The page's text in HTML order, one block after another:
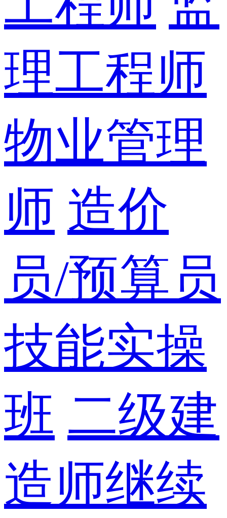
理工程师
物业管理
师 造价
员/预算员
技能实操
班 二级建
造师继续